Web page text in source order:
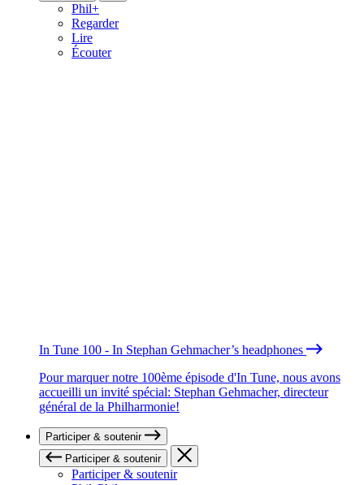
Phil+
Regarder
Lire
Écouter
In Tune 100 - In Stephan Gehmacher’s headphones
Pour marquer notre 100ème épisode d'In Tune, nous avons
accueilli un invité spécial: Stephan Gehmacher, directeur
général de la Philharmonie!
Participer & soutenir
Participer & soutenir
Participer & soutenir